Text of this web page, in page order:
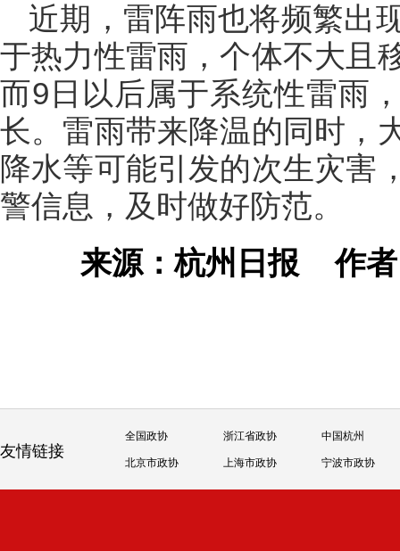
近期，雷阵雨也将频繁出
于热力性雷雨，个体不大且
而9日以后属于系统性雷雨
长。雷雨带来降温的同时，
降水等可能引发的次生灾害
警信息，及时做好防范。
来源：杭州日报作
友情链接
全国政协 浙江省政协 中国杭州
北京市政协 上海市政协 宁波市政协